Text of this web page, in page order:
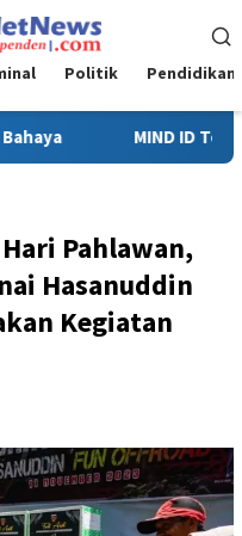
Politik Pendidikan
Bagi PT Vale di
Pahlawan,
Hasanuddin
Kegiatan